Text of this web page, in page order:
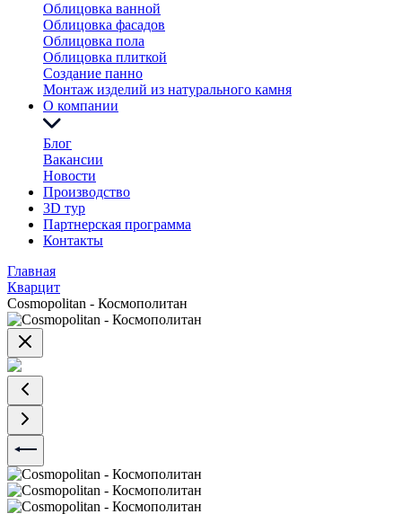
Облицовка ванной
Облицовка фасадов
Облицовка пола
Облицовка плиткой
Создание панно
Монтаж изделий из натурального камня
О компании
Блог
Вакансии
Новости
Производство
3D тур
Партнерская программа
Контакты
Главная
Кварцит
Cosmopolitan - Космополитан